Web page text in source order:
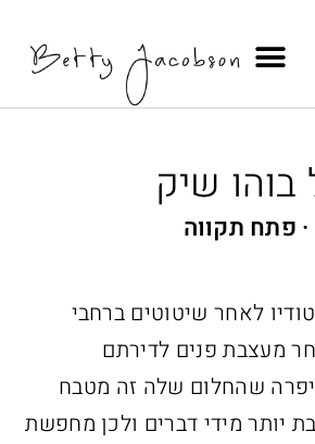
בוהו שיק
פתח תקווה
לאחר שיטוטים ברחבי
מעצבת פנים לדירתם
שהחלום שלה זה מטבח
יותר מידי דברים ולכן מחפשת